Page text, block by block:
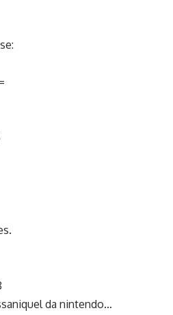
da nintendo…